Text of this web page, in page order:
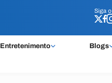
Siga o
Entretenimento Blogs
Siga o